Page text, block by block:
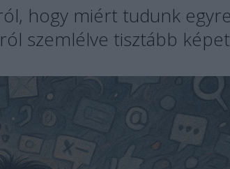
hogy miért tudunk
szemlélve tisztább